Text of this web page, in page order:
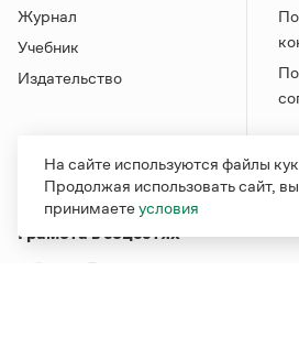
Журнал
Учебник
Издательство
Грамота в соцсетях
На сайте используются файлы
Продолжая использовать сайт, вы
принимаетеусловия